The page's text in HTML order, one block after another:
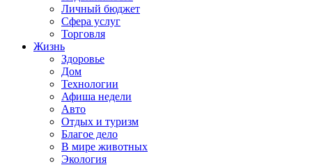
Личный бюджет
Сфера услуг
Торговля
Жизнь
Здоровье
Дом
Технологии
Афиша недели
Авто
Отдых и туризм
Благое дело
В мире животных
Экология